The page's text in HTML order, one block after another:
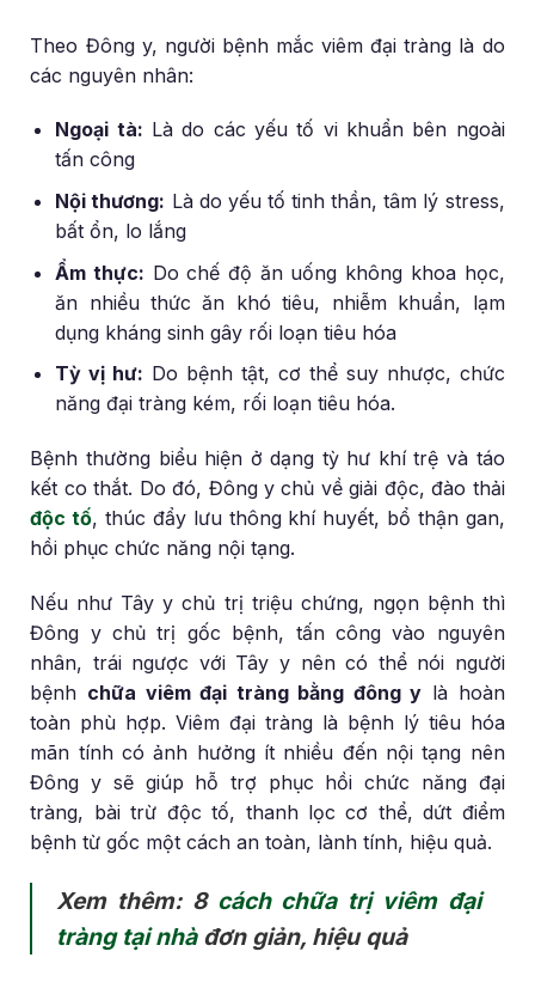
Theo Đông y, người bệnh mắc viêm đại tràng là do
các nguyên nhân:
Ngoại tà: Là do các yếu tố vi khuẩn bên ngoài
tấn công
Nội thương: Là do yếu tố tinh thần, tâm lý stress,
bất ổn, lo lắng
Ẩm thực: Do chế độ ăn uống không khoa học,
ăn nhiều thức ăn khó tiêu, nhiễm khuẩn, lạm
dụng kháng sinh gây rối loạn tiêu hóa
Tỳ vị hư: Do bệnh tật, cơ thể suy nhược, chức
năng đại tràng kém, rối loạn tiêu hóa.
Bệnh thường biểu hiện ở dạng tỳ hư khí trệ và táo
kết co thắt. Do đó, Đông y chủ về giải độc, đào thải
độc tố, thúc đẩy lưu thông khí huyết, bổ thận gan,
hồi phục chức năng nội tạng.
Nếu như Tây y chủ trị triệu chứng, ngọn bệnh thì
Đông y chủ trị gốc bệnh, tấn công vào nguyên
nhân, trái ngược với Tây y nên có thể nói người
bệnh chữa viêm đại tràng bằng đông y là hoàn
toàn phù hợp. Viêm đại tràng là bệnh lý tiêu hóa
mãn tính có ảnh hưởng ít nhiều đến nội tạng nên
Đông y sẽ giúp hỗ trợ phục hồi chức năng đại
tràng, bài trừ độc tố, thanh lọc cơ thể, dứt điểm
bệnh từ gốc một cách an toàn, lành tính, hiệu quả.
Xem thêm: 8 cách chữa trị viêm đại
tràng tại nhàđơn giản, hiệu quả